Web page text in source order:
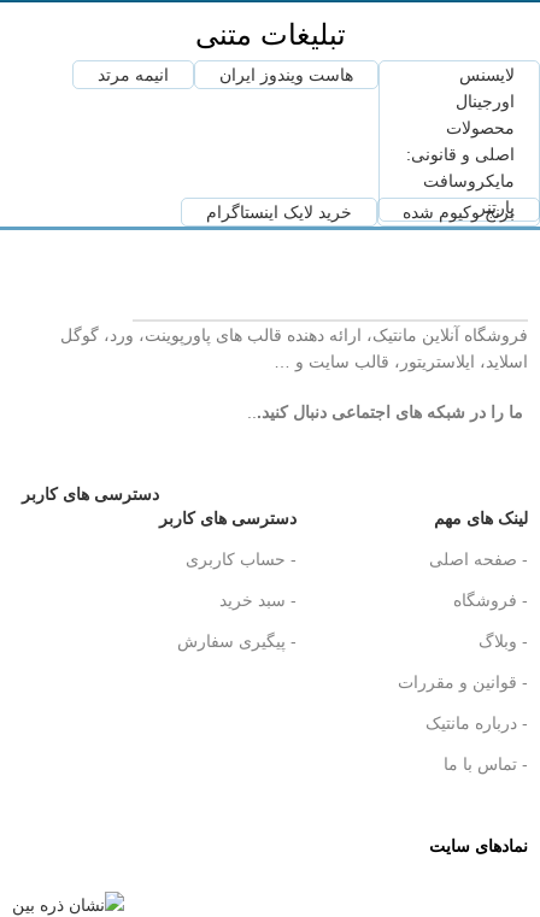
تبلیغات متنی
لایسنس
اورجینال
محصولات
اصلی و قانونی:
مایکروسافت
پارتنر
هاست ویندوز ایران انیمه مرتد
برنج وکیوم شده خرید لایک اینستاگرام
فروشگاه آنلاین مانتیک، ارائه دهنده قالب های پاورپوینت، ورد، گوگل
اسلاید، ایلاستریتور، قالب سایت و …
ما را در شبکه های اجتماعی دنبال کنید.
لینک های مهم
- صفحه اصلی
- فروشگاه
- وبلاگ
- قوانین و مقررات
- درباره مانتیک
- تماس با ما
دسترسی های کاربر
دسترسی های کاربر
- حساب کاربری
- سبد خرید
- پیگیری سفارش
نمادهای سایت